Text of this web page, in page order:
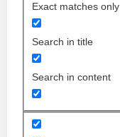
Exact matches only
Search in title
Search in content